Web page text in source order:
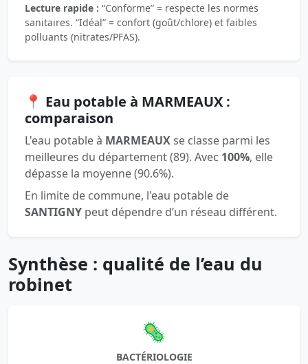
Lecture rapide : “Conforme” = respecte les normes
sanitaires. “Idéal” = confort (goût/chlore) et faibles
polluants (nitrates/PFAS).
📍 Eau potable à MARMEAUX :
comparaison
L'eau potable à MARMEAUXse classe parmi les
meilleures du département (89). Avec 100%, elle
dépasse la moyenne (90.6%).
En limite de commune, l'eau potable de
SANTIGNY peut dépendre d’un réseau différent.
Synthèse : qualité de l’eau du
robinet
🦠
BACTÉRIOLOGIE